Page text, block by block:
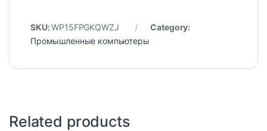
SKU:WP15FPGKQWZJ
Category:
Промышленные компьютеры
Related products